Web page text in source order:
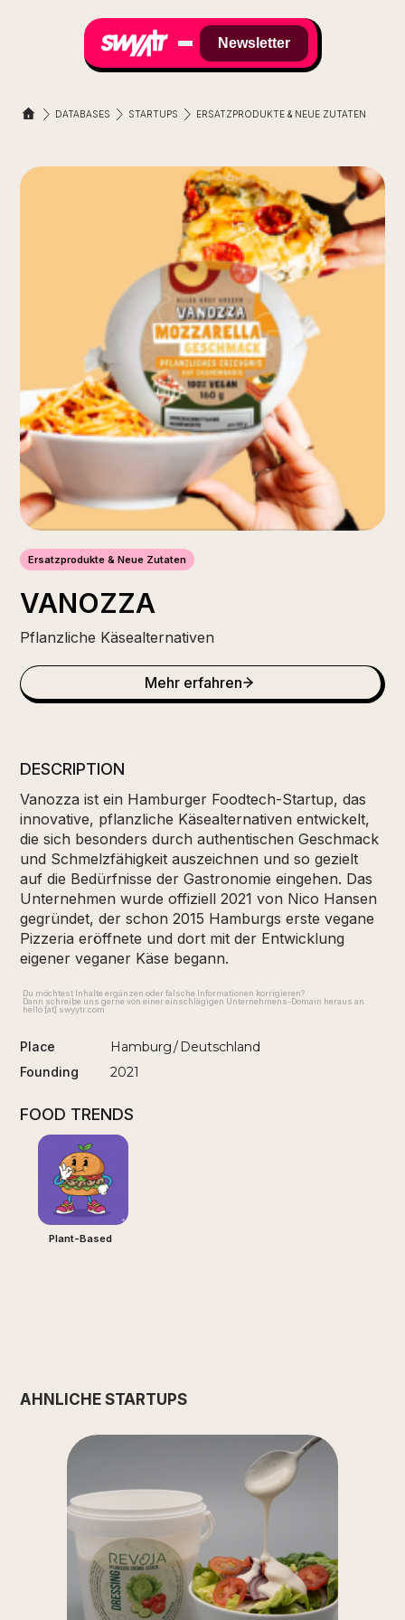
Newsletter
DATABASES STARTUPS ERSATZPRODUKTE & NEUE ZUTATEN
Ersatzprodukte & Neue Zutaten
VANOZZA
Pflanzliche Käsealternativen
Mehr erfahren
DESCRIPTION
Vanozza ist ein Hamburger Foodtech-Startup, das
innovative, pflanzliche Käsealternativen entwickelt,
die sich besonders durch authentischen Geschmack
und Schmelzfähigkeit auszeichnen und so gezielt
auf die Bedürfnisse der Gastronomie eingehen. Das
Unternehmen wurde offiziell 2021 von Nico Hansen
gegründet, der schon 2015 Hamburgs erste vegane
Pizzeria eröffnete und dort mit der Entwicklung
eigener veganer Käse begann.
Du möchtest Inhalte ergänzen oder falsche Informationen korrigieren?
Dann schreibe uns gerne von einer einschlägigen Unternehmens-Domain heraus an
hello [at] swyytr.com
Place Hamburg/ Deutschland
Founding 2021
FOOD TRENDS
Plant-Based
ÄHNLICHE STARTUPS